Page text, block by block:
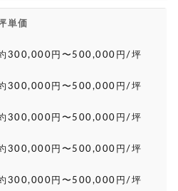
単価
300,000円〜500,000円/坪
300,000円〜500,000円/坪
300,000円〜500,000円/坪
300,000円〜500,000円/坪
300,000円〜500,000円/坪